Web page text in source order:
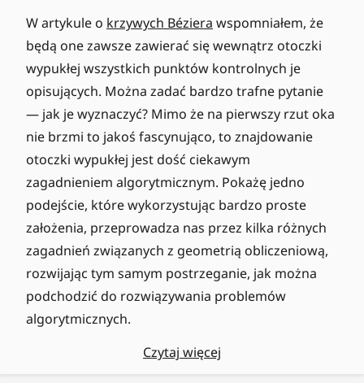
W artykule o krzywych Béziera wspomniałem, że
będą one zawsze zawierać się wewnątrz otoczki
wypukłej wszystkich punktów kontrolnych je
opisujących. Można zadać bardzo trafne pytanie
— jak je wyznaczyć? Mimo że na pierwszy rzut oka
nie brzmi to jakoś fascynująco, to znajdowanie
otoczki wypukłej jest dość ciekawym
zagadnieniem algorytmicznym. Pokażę jedno
podejście, które wykorzystując bardzo proste
założenia, przeprowadza nas przez kilka różnych
zagadnień związanych z geometrią obliczeniową,
rozwijając tym samym postrzeganie, jak można
podchodzić do rozwiązywania problemów
algorytmicznych.
Czytaj więcej